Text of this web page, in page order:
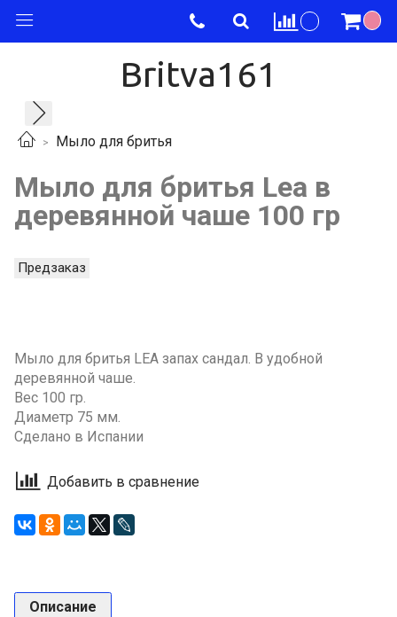
Britva161
Мыло для бритья
Мыло для бритья Lea в
деревянной чаше 100 гр
Предзаказ
Мыло для бритья LEA запах сандал. В удобной
деревянной чаше.
Вес 100 гр.
Диаметр 75 мм.
Сделано в Испании
Добавить в сравнение
Описание